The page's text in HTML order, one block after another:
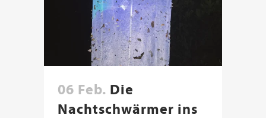
06 Feb. Die
Nachtschwärmer ins